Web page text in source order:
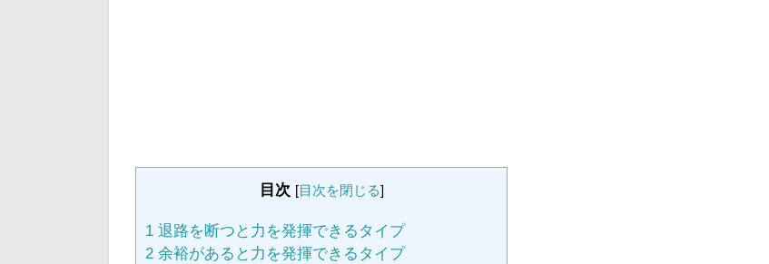
目次 [目次を閉じる]
1 退路を断つと力を発揮できるタイプ
2 余裕があると力を発揮できるタイプ